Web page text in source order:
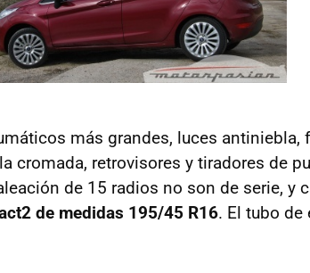
más grandes, luces antiniebla,
cromada, retrovisores y tiradores de
de 15 radios no son de serie, y
de medidas 195/45 R16. El tubo de